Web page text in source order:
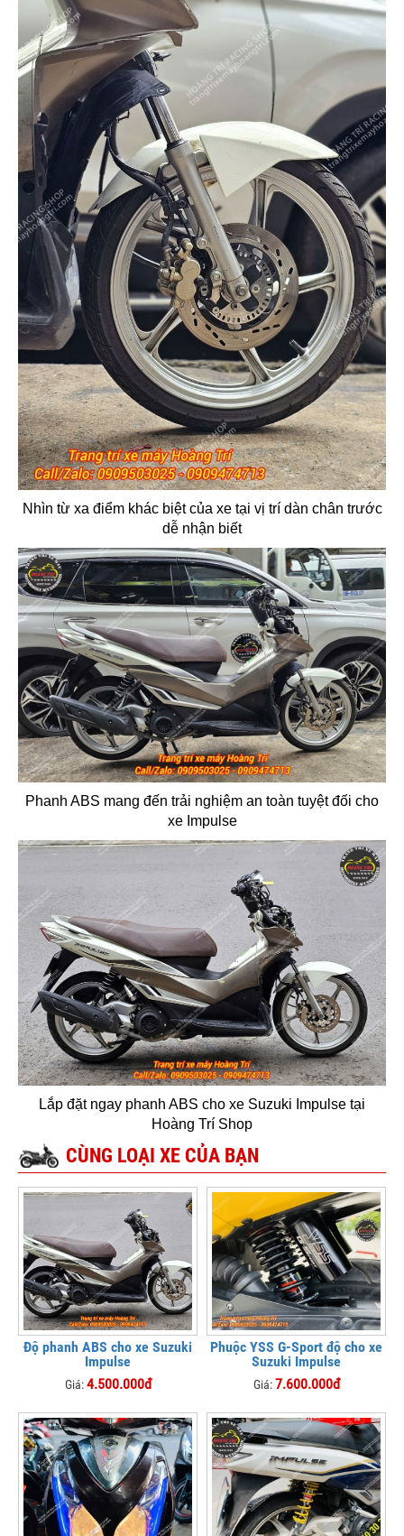
Nhìn từ xa điểm khác biệt của xe tại vị trí dàn chân trước
dễ nhận biết
Phanh ABS mang đến trải nghiệm an toàn tuyệt đối cho
xe Impulse
Lắp đặt ngay phanh ABS cho xe Suzuki Impulse tại
Hoàng Trí Shop
CÙNG LOẠI XE CỦA BẠN
Độ phanh ABS cho xe Suzuki
Impulse
Giá:4.500.000đ
Phuộc YSS G-Sport độ cho xe
Suzuki Impulse
Giá:7.600.000đ